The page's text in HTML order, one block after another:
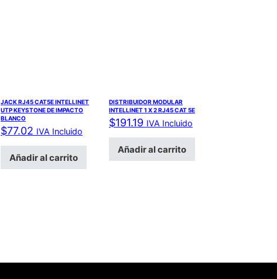
JACK RJ45 CAT5E INTELLINET
UTP KEYSTONE DE IMPACTO
BLANCO
$77.02 IVA Incluido
Añadir al carrito
DISTRIBUIDOR MODULAR
INTELLINET 1 X 2 RJ45 CAT 5E
$191.19 IVA Incluido
Añadir al carrito